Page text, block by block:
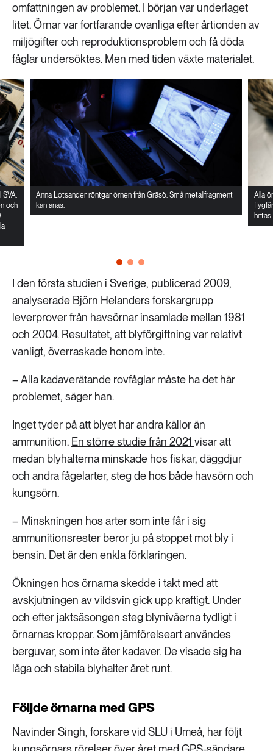
omfattningen av problemet. I början var underlaget
litet. Örnar var fortfarande ovanliga efter årtionden av
miljögifter och reproduktionsproblem och få döda
fåglar undersöktes. Men med tiden växte materialet.
och
Anna Lotsander röntgar örnen från Gräsö. Små metallfragment
kan anas.
Alla
hittas
I den första studien i Sverige, publicerad 2009,
analyserade Björn Helanders forskargrupp
leverprover från havsörnar insamlade mellan 1981
och 2004. Resultatet, att blyförgiftning var relativt
vanligt, överraskade honom inte.
– Alla kadaverätande rovfåglar måste ha det här
problemet, säger han.
Inget tyder på att blyet har andra källor än
ammunition. En större studie från 2021 visar att
medan blyhalterna minskade hos fiskar, däggdjur
och andra fågelarter, steg de hos både havsörn och
kungsörn.
– Minskningen hos arter som inte får i sig
ammunitionsrester beror ju på stoppet mot bly i
bensin. Det är den enkla förklaringen.
Ökningen hos örnarna skedde i takt med att
avskjutningen av vildsvin gick upp kraftigt. Under
och efter jaktsäsongen steg blynivåerna tydligt i
örnarnas kroppar. Som jämförelseart användes
berguvar, som inte äter kadaver. De visade sig ha
låga och stabila blyhalter året runt.
Följde örnarna med GPS
Navinder Singh, forskare vid SLU i Umeå, har följt